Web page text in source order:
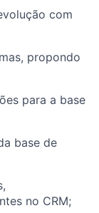
com
propondo
para a base
base de
no CRM;